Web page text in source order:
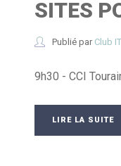
SITES
Publié par Club IT
9h30 - CCI
LIRE LA SUITE